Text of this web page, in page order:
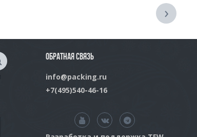
›
ОБРАТНАЯ СВЯЗЬ
info@packing.ru
+7(495)540-46-16